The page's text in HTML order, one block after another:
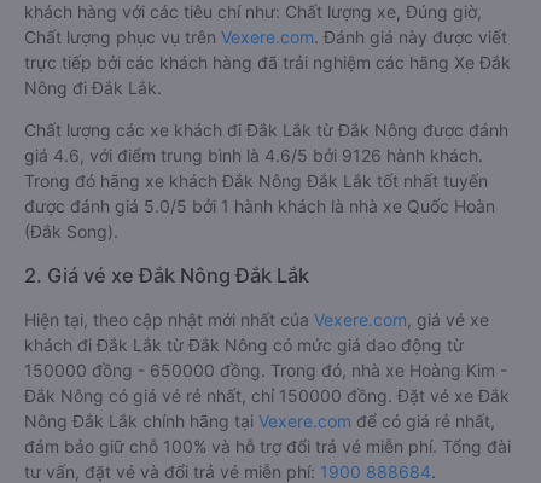
khách hàng với các tiêu chí như: Chất lượng xe, Đúng giờ,
Chất lượng phục vụ trên Vexere.com. Đánh giá này được viết
trực tiếp bởi các khách hàng đã trải nghiệm các hãng Xe Đắk
Nông đi Đắk Lắk.
Chất lượng các xe khách đi Đắk Lắk từ Đắk Nông được đánh
giá 4.6, với điểm trung bình là 4.6/5 bởi 9126 hành khách.
Trong đó hãng xe khách Đắk Nông Đắk Lắk tốt nhất tuyến
được đánh giá 5.0/5 bởi 1 hành khách là nhà xe Quốc Hoàn
(Đắk Song).
2. Giá vé xe Đắk Nông Đắk Lắk
Hiện tại, theo cập nhật mới nhất của Vexere.com , giá vé xe
khách đi Đắk Lắk từ Đắk Nông có mức giá dao động từ
150000 đồng - 650000 đồng. Trong đó, nhà xe Hoàng Kim -
Đắk Nông có giá vé rẻ nhất, chỉ 150000 đồng. Đặt vé xe Đắk
Nông Đắk Lắk chính hãng tại Vexere.com để có giá rẻ nhất,
đảm bảo giữ chỗ 100% và hỗ trợ đổi trả vé miễn phí. Tổng đài
tư vấn, đặt vé và đổi trả vé miễn phí: 1900 888684.